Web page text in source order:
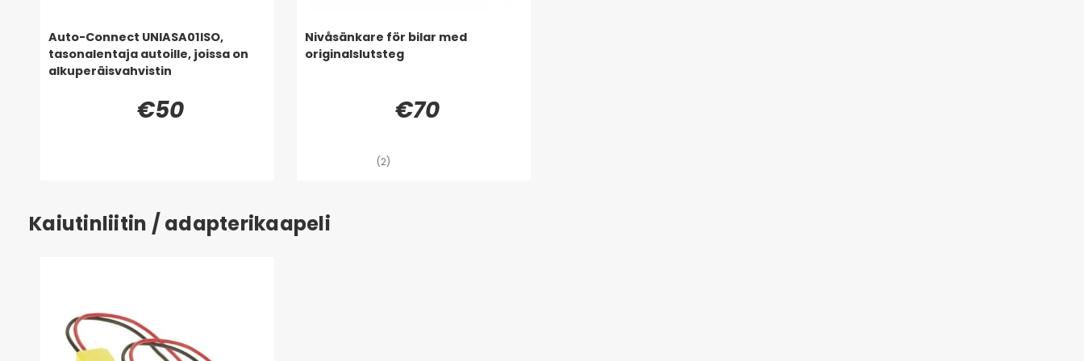
Auto-Connect UNIASA01ISO,
tasonalentaja autoille, joissa on
alkuperäisvahvistin
€50
Nivåsänkare för bilar med
originalslutsteg
€70
(2)
Kaiutinliitin / adapterikaapeli